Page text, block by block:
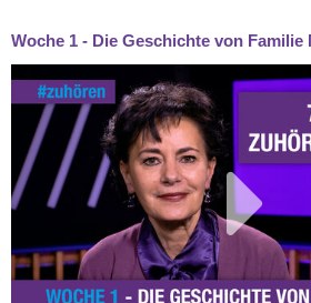
Woche 1 - Die Geschichte von Familie